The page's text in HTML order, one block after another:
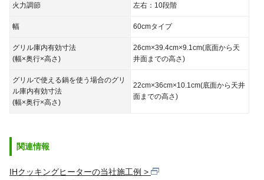
火力調節 左右：10段階
幅 60cmタイプ
グリル庫内有効寸法
(幅×奥行×高さ)
26cm×39.4cm×9.1cm(底面から天
井面までの高さ)
グリルで使える鍋を使う場合のグリ
ル庫内有効寸法
(幅×奥行×高さ)
22cm×36cm×10.1cm(底面から天井
面までの高さ)
関連情報
IHクッキングヒーターの当社施工例